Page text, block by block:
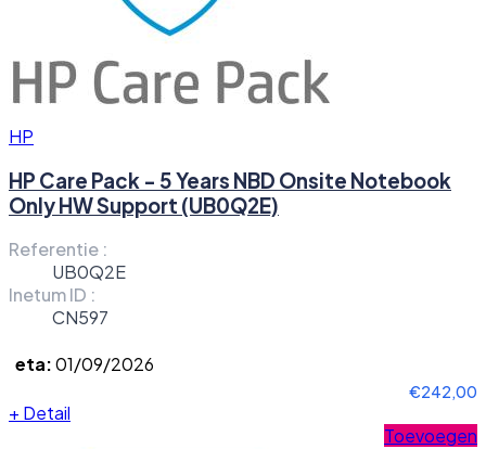
HP
HP Care Pack - 5 Years NBD Onsite Notebook
Only HW Support (UB0Q2E)
Referentie :
UB0Q2E
Inetum ID :
CN597
eta:01/09/2026
€242,00
+ Detail
Toevoegen